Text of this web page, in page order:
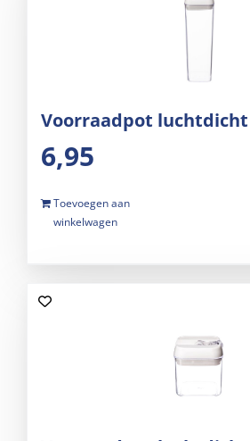
Voorraadpot luchtdicht
6,95
Toevoegen aan
winkelwagen